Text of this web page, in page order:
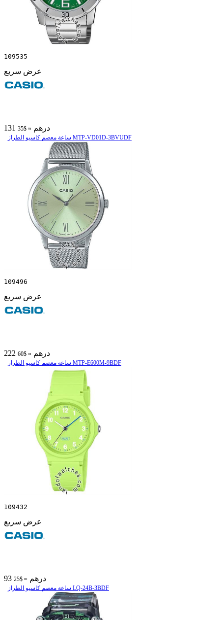
109535
عرض سريع
131 درهم ≈ $35
ساعة معصم کاسیو الطراز MTP-VD01D-3BVUDF
109496
عرض سريع
222 درهم ≈ $60
ساعة معصم کاسیو الطراز MTP-E600M-9BDF
109432
عرض سريع
93 درهم ≈ $25
ساعة معصم کاسیو الطراز LQ-24B-3BDF